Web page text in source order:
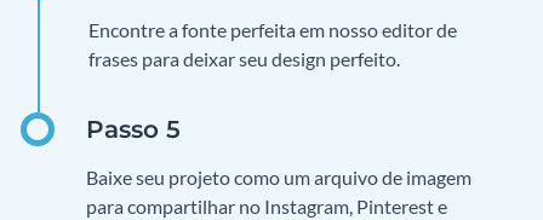
Encontre a fonte perfeita em nosso editor de
frases para deixar seu design perfeito.
Baixe seu projeto como um arquivo de imagem
para compartilhar no Instagram, Pinterest e